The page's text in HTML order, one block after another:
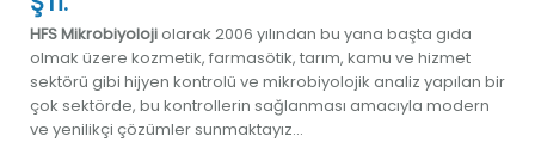
HFS Mikrobiyolojiolarak 2006 yılından bu yana başta gıda
olmak üzere kozmetik, farmasötik, tarım, kamu ve hizmet
sektörü gibi hijyen kontrolü ve mikrobiyolojik analiz yapılan bir
çok sektörde, bu kontrollerin sağlanması amacıyla modern
ve yenilikçi çözümler sunmaktayız...